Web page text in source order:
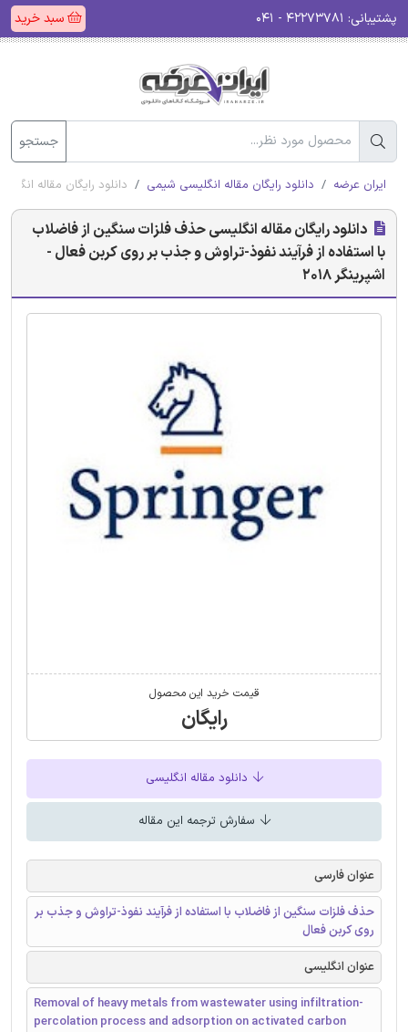
پشتیبانی: سبد خرید
جستجو
ایران عرضه دانلود رایگان مقاله انگلیسی شیمی دانلود رایگان مقاله
دانلود رایگان مقاله انگلیسی حذف فلزات سنگین از فاضلاب
با استفاده از فرآیند نفوذ-تراوش و جذب بر روی کربن فعال -
اشپرینگر 2018
قیمت خرید این محصول
رایگان
دانلود مقاله انگلیسی
سفارش ترجمه این مقاله
عنوان فارسی
حذف فلزات سنگین از فاضلاب با استفاده از فرآیند نفوذ-تراوش و جذب بر
روی کربن فعال
عنوان انگلیسی
Removal of heavy metals from wastewater using infiltration-
percolation process and adsorption on activated carbon